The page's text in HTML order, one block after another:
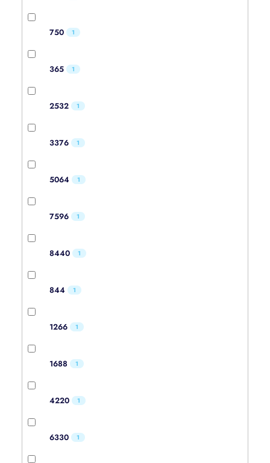
750 1
365 1
2532 1
3376 1
5064 1
7596 1
8440 1
844 1
1266 1
1688 1
4220 1
6330 1